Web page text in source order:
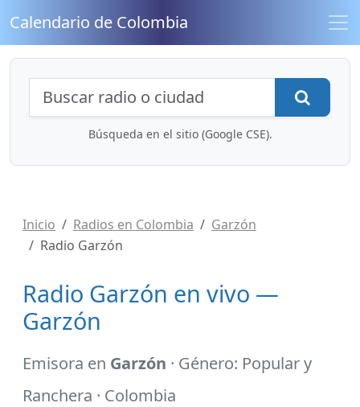
Calendario de Colombia
Búsqueda de radios y contenidos
Búsqueda en el sitio (Google CSE).
Inicio Radios en Colombia
Garzón
Radio Garzón
Radio Garzón en vivo —
Garzón
Emisora en Garzón · Género: Popular y
Ranchera · Colombia